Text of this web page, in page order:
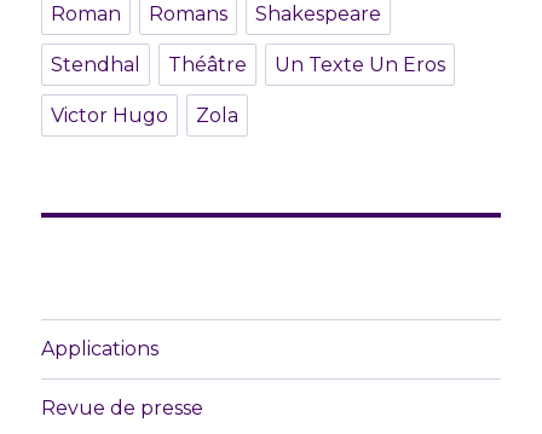
Roman Romans Shakespeare
Stendhal Théâtre Un Texte Un Eros
Victor Hugo Zola
Applications
Revue de presse